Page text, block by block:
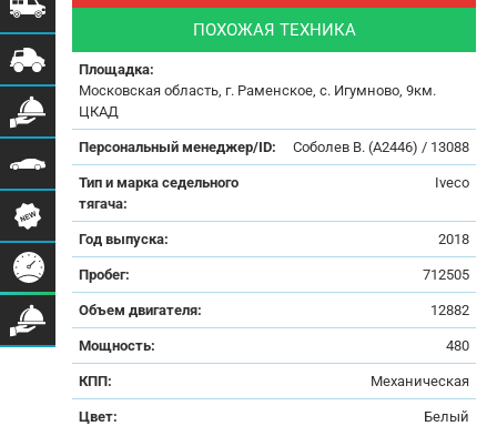
ПОХОЖАЯ ТЕХНИКА
Площадка:
Московская область, г. Раменское, с. Игумново, 9км.
ЦКАД
Персональный менеджер/ID: Соболев В. (А2446) / 13088
Тип и марка седельного
тягача:
Iveco
Год выпуска: 2018
Пробег: 712505
Объем двигателя: 12882
Мощность: 480
КПП: Механическая
Цвет: Белый